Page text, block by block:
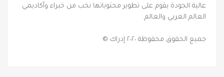
عالية الجودة يقوم على تطوير محتوياتها نخب من خبراء وأكاديمي
العالم العربي والعالم.
جميع الحقوق محفوظة ٢٠٢٠ إدراك ©